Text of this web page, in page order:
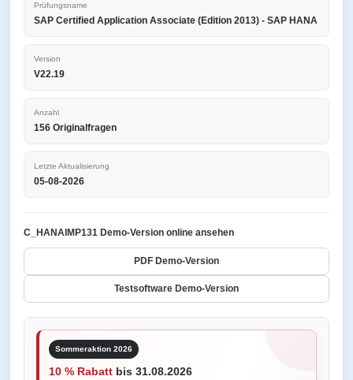
Prüfungsname
SAP Certified Application Associate (Edition 2013) - SAP HANA
Version
V22.19
Anzahl
156 Originalfragen
Letzte Aktualisierung
05-08-2026
C_HANAIMP131 Demo-Version online ansehen
PDF Demo-Version
Testsoftware Demo-Version
Sommeraktion 2026
10 % Rabatt bis 31.08.2026